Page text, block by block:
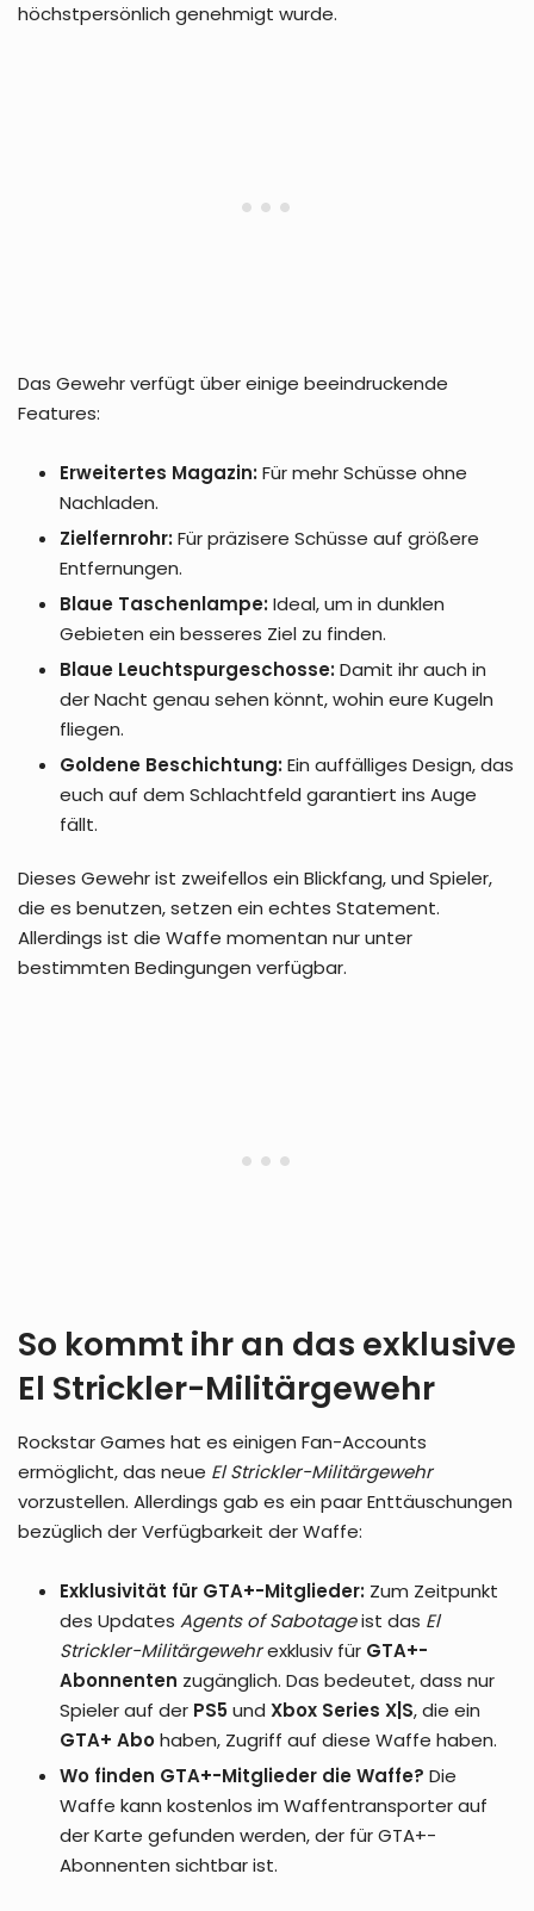
höchstpersönlich genehmigt wurde.
Das Gewehr verfügt über einige beeindruckende
Features:
Erweitertes Magazin:Für mehr Schüsse ohne
Nachladen.
Zielfernrohr:Für präzisere Schüsse auf größere
Entfernungen.
Blaue Taschenlampe:Ideal, um in dunklen
Gebieten ein besseres Ziel zu finden.
Blaue Leuchtspurgeschosse:Damit ihr auch in
der Nacht genau sehen könnt, wohin eure Kugeln
fliegen.
Goldene Beschichtung:Ein auffälliges Design, das
euch auf dem Schlachtfeld garantiert ins Auge
fällt.
Dieses Gewehr ist zweifellos ein Blickfang, und Spieler,
die es benutzen, setzen ein echtes Statement.
Allerdings ist die Waffe momentan nur unter
bestimmten Bedingungen verfügbar.
So kommt ihr an das exklusive
El Strickler-Militärgewehr
Rockstar Games hat es einigen Fan-Accounts
ermöglicht, das neue El Strickler-Militärgewehr
vorzustellen. Allerdings gab es ein paar Enttäuschungen
bezüglich der Verfügbarkeit der Waffe:
Exklusivität für GTA+-Mitglieder: Zum Zeitpunkt
des Updates Agents of Sabotageist das El
Strickler-Militärgewehrexklusiv für GTA+-
Abonnenten zugänglich. Das bedeutet, dass nur
Spieler auf der PS5und Xbox Series X|S, die ein
GTA+ Abohaben, Zugriff auf diese Waffe haben.
Wo finden GTA+-Mitglieder die Waffe? Die
Waffe kann kostenlos im Waffentransporter auf
der Karte gefunden werden, der für GTA+-
Abonnenten sichtbar ist.